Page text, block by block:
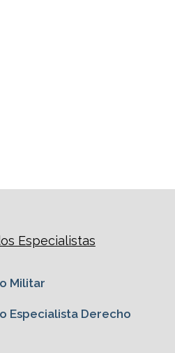
Especialistas
Militar
Especialista Derecho